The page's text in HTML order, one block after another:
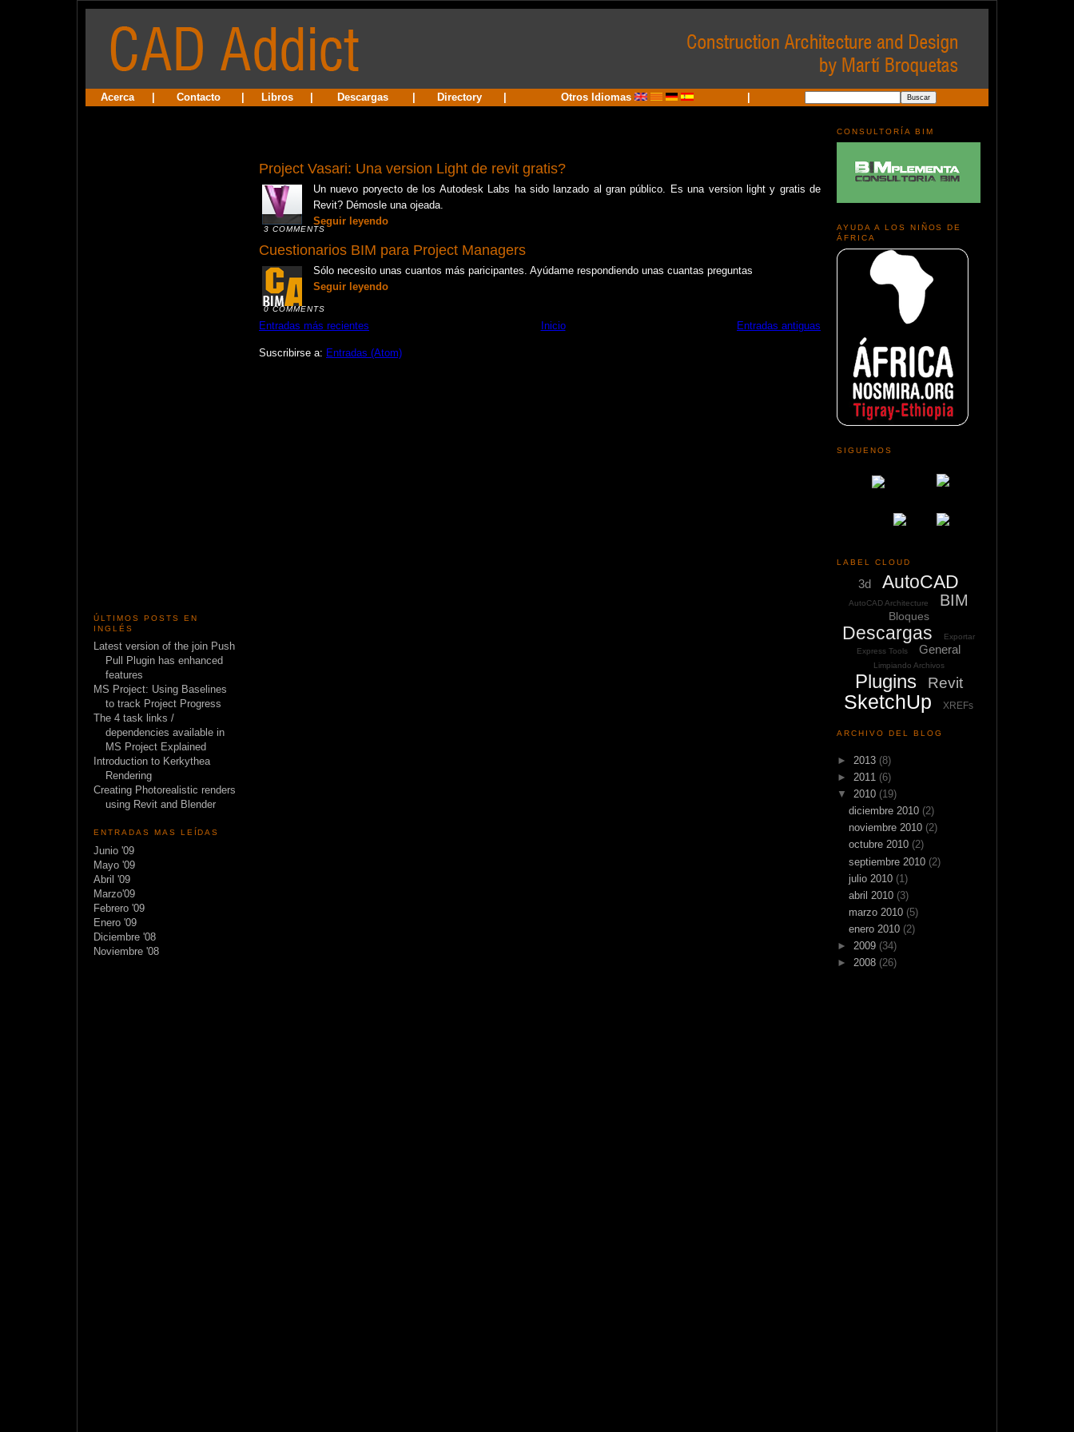
Acerca Contacto Libros Descargas Directory Otros Idiomas
CONSULTORÍA BIM
AYUDA A LOS NIÑOS DE
ÁFRICA
SIGUENOS
LABEL CLOUD
3d AutoCAD
AutoCAD Architecture BIM
Bloques
Descargas
Exportar
Express Tools
General
Limpiando Archivos
Plugins Revit
SketchUp XREFs
ARCHIVO DEL BLOG
► 2013 (8)
► 2011 (6)
▼ 2010 (19)
diciembre 2010 (2)
noviembre 2010 (2)
octubre 2010 (2)
septiembre 2010 (2)
julio 2010 (1)
abril 2010 (3)
marzo 2010 (5)
enero 2010 (2)
► 2009 (34)
► 2008 (26)
Project Vasari: Una version Light de revit gratis?
Un nuevo poryecto de los Autodesk Labs ha sido lanzado al gran público. Es una version light y gratis de
Revit? Démosle una ojeada.
Seguir leyendo
3 COMMENTS
Cuestionarios BIM para Project Managers
Sólo necesito unas cuantos más paricipantes. Ayúdame respondiendo unas cuantas preguntas
Seguir leyendo
0 COMMENTS
Entradas más recientes Entradas antiguas
Inicio
Suscribirse a: Entradas (Atom)
ÚLTIMOS POSTS EN
INGLÉS
Latest version of the join Push
Pull Plugin has enhanced
features
MS Project: Using Baselines
to track Project Progress
The 4 task links /
dependencies available in
MS Project Explained
Introduction to Kerkythea
Rendering
Creating Photorealistic renders
using Revit and Blender
ENTRADAS MAS LEÍDAS
Junio '09
Mayo '09
Abril '09
Marzo'09
Febrero '09
Enero '09
Diciembre '08
Noviembre '08